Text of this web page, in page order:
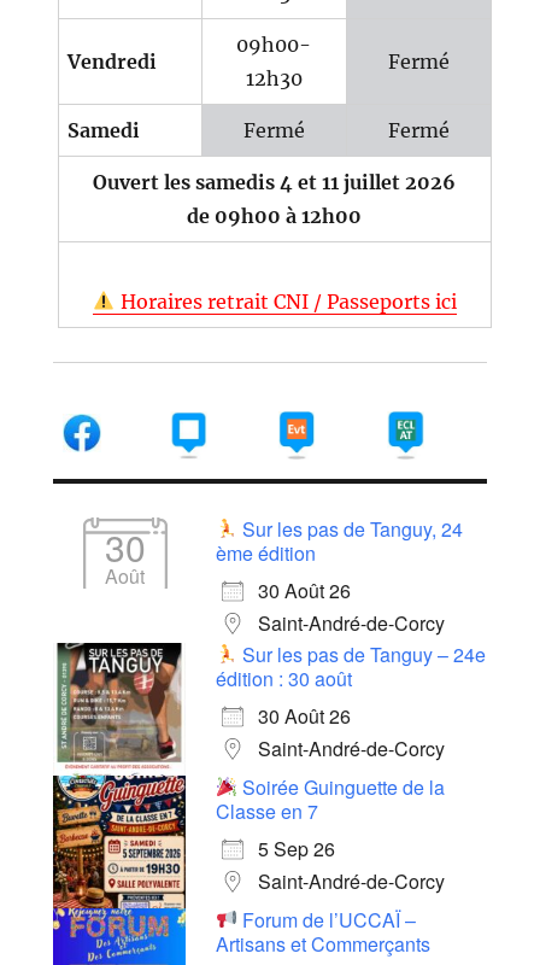
Vendredi
09h00-
12h30
Fermé
Samedi Fermé Fermé
Ouvert les samedis 4 et 11 juillet 2026
de 09h00 à 12h00
Horaires retrait CNI / Passeports ici
30
Août
Sur les pas de Tanguy, 24
ème édition
30 Août 26
Saint-André-de-Corcy
Sur les pas de Tanguy – 24e
édition : 30 août
30 Août 26
Saint-André-de-Corcy
Soirée Guinguette de la
Classe en 7
5 Sep 26
Saint-André-de-Corcy
Forum de l’UCCAÏ –
Artisans et Commerçants